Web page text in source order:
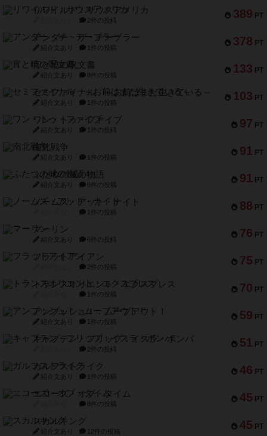
389 PT
リワイルド：サウスアメリカ
2件の投稿
378 PT
アンダー・ザ・テーブラー
紹介文あり 1件の投稿
133 PT
宵と暁の呪文書
紹介文あり 8件の投稿
103 PT
セミファイナル ～お前はまだ生きている～
紹介文あり 1件の投稿
97 PT
ワン・トゥ・ファイブ
紹介文あり 1件の投稿
91 PT
南北戦争
紹介文あり 1件の投稿
91 PT
ふたつの城の物語
紹介文あり 6件の投稿
88 PT
ノームズ・アット・ナイト
1件の投稿
76 PT
マーリン
紹介文あり 6件の投稿
75 PT
フラットアイアン
2件の投稿
70 PT
トランスオリエント・エクスプレス
1件の投稿
59 PT
アンブッシュ！：ムーブアウト！
紹介文あり 1件の投稿
51 PT
キャプテン・フリップ：イスラ・ボンバ
2件の投稿
46 PT
ガルフストライク
紹介文あり 1件の投稿
45 PT
エコーズ・オブ・タイム
8件の投稿
45 PT
スカルキング
紹介文あり 12件の投稿